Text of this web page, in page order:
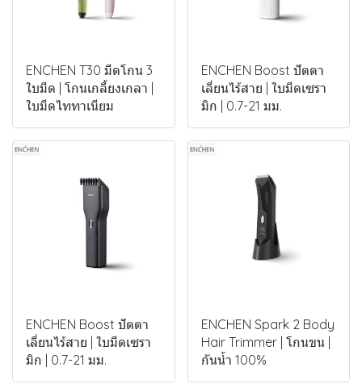
ENCHEN T30 มีดโกน 3
ใบมีด | โกนเกลี้ยงเกลา |
ใบมีดไททาเนียม
ENCHEN Boost ปัตตา
เลี่ยนไร้สาย | ใบมีดเซรา
มิก | 0.7-21 มม.
ENCHEN Boost ปัตตา
เลี่ยนไร้สาย | ใบมีดเซรา
มิก | 0.7-21 มม.
ENCHEN Spark 2 Body
Hair Trimmer | โกนขน |
กันน้ำ 100%